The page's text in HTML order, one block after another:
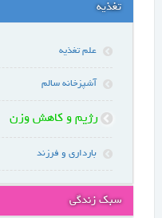
تغذیه
علم تغذیه
آشپزخانه سالم
رژیم و کاهش وزن
بارداری و فرزند
سبک زندگی